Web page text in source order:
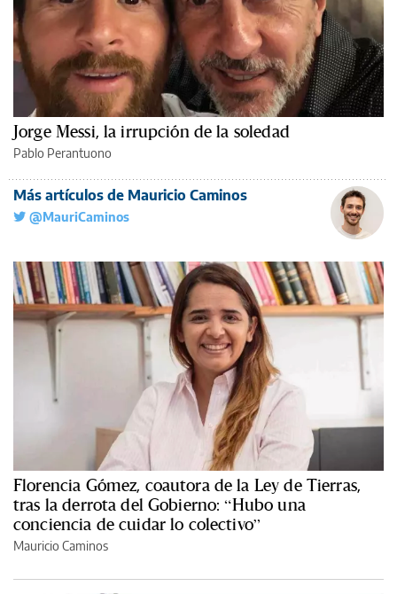
Jorge Messi, la irrupción de la soledad
Pablo Perantuono
Más artículos de Mauricio Caminos
@MauriCaminos
Florencia Gómez, coautora de la Ley de Tierras,
tras la derrota del Gobierno: “Hubo una
conciencia de cuidar lo colectivo”
Mauricio Caminos